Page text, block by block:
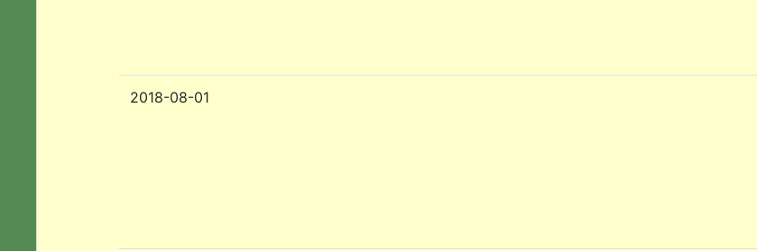
2018-08-01